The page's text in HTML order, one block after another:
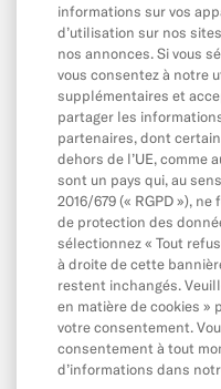
Portefeuilles mobiles et
Parrainage
MoneyBeam
N26 SIM
Crédit
Épargne et Investir
Espaces
Contacter N26
Comment contacter
informations sur vos
d’utilisation sur nos
nos annonces. Si vous
vous consentez à notre
supplémentaires et
partager les
partenaires, dont
dehors de l’UE, comme
sont un pays qui, au
2016/679 (« RGPD »),
de protection des
sélectionnez « Tout
à droite de cette
restent inchangés.
en matière de cookies »
votre consentement.
consentement à tout
d’informations dans